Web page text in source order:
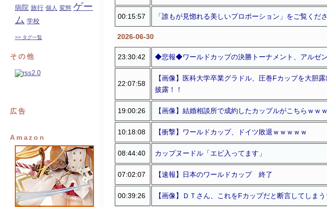
病院 旅行 個人 変態 ゲー
ム 学校
>> タグ一覧
その他
広告
Amazon
00:15:57 「誰もが見惚れる美しいプロポーション」をご覧く
2026-06-30
23:30:42 ◆悲報◆ワールドカップの決勝トーナメント、アルゼ
22:07:58
【画像】医科大学卒業グラドル、圧巻Fカップを大胆
披露！！
19:00:26 【画像】結婚相談所で成約したカップルがこちらｗｗ
10:18:08 【衝撃】ワールドカップ、ドイツ敗退ｗｗｗｗｗ
08:44:40 カップヌードル「エビ入ってます」
07:02:07 【速報】日本のワールドカップ 終了
00:39:26 【画像】ＤＴさん、これをFカップだと断言してしま